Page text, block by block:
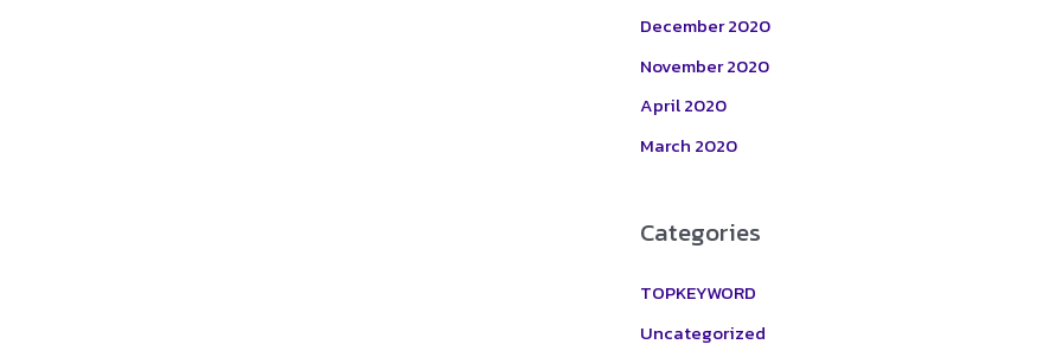
December 2020
November 2020
April 2020
March 2020
Categories
TOPKEYWORD
Uncategorized